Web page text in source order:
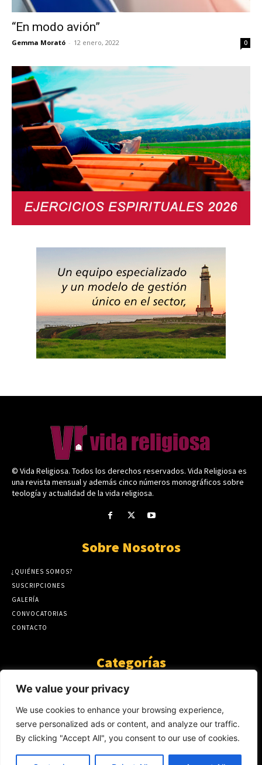
We value your privacy
We use cookies to enhance your browsing experience,
serve personalized ads or content, and analyze our traffic.
By clicking "Accept All", you consent to our use of cookies.
“En modo avión”
Gemma Morató - 12 enero, 2022 0
© Vida Religiosa. Todos los derechos reservados. Vida Religiosa es
una revista mensual y además cinco números monográficos sobre
teología y actualidad de la vida religiosa.
Sobre Nosotros
¿QUIÉNES SOMOS?
SUSCRIPCIONES
GALERÍA
CONVOCATORIAS
CONTACTO
Categorías
ARTÍCULOS
GUANTE DE SEDA
AL CALOR DE LA PALABRA
Y YO QUE SÉ
423
NOTICIAS
234
SIN CATEGORÍA
174